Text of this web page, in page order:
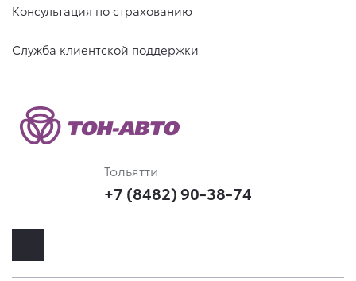
Консультация по страхованию
Служба клиентской поддержки
Тольятти
+7 (8482) 90-38-74